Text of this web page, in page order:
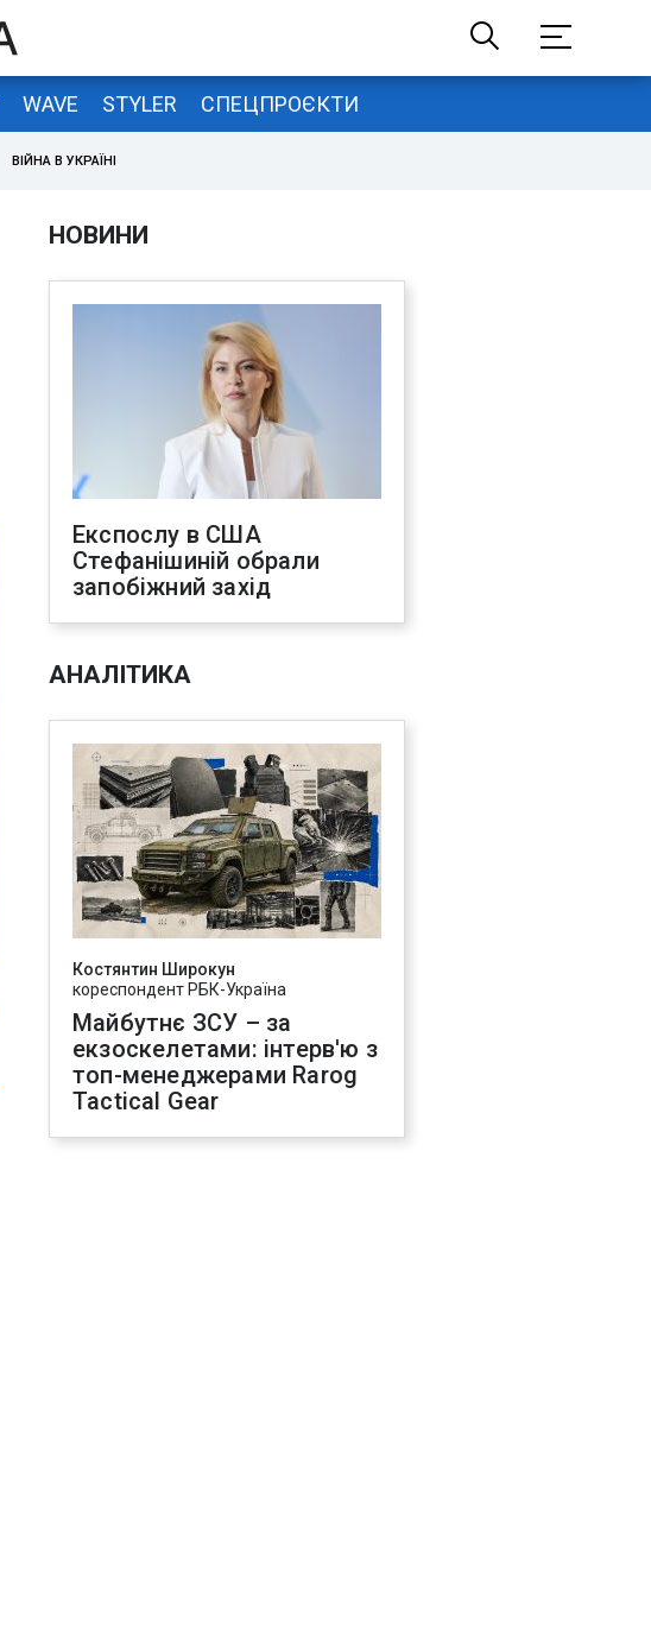
WAVE STYLER СПЕЦПРОЄКТИ
ВІЙНА В УКРАЇНІ
НОВИНИ
Експослу в США
Стефанішиній обрали
запобіжний захід
АНАЛІТИКА
Костянтин Широкун
кореспондент РБК-Україна
Майбутнє ЗСУ – за
екзоскелетами: інтерв'ю з
топ-менеджерами Rarog
Tactical Gear